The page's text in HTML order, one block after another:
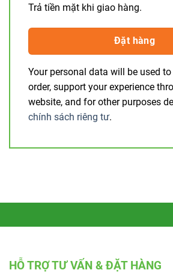
Trả tiền mặt khi giao hàng.
Đặt hàng
Your personal data will be used
order, support your experience
website, and for other purposes
chính sách riêng tư.
HỖ TRỢ TƯ VẤN & ĐẶT HÀNG